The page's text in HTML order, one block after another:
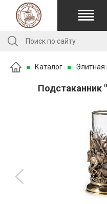
Каталог Элитная
Подстаканник